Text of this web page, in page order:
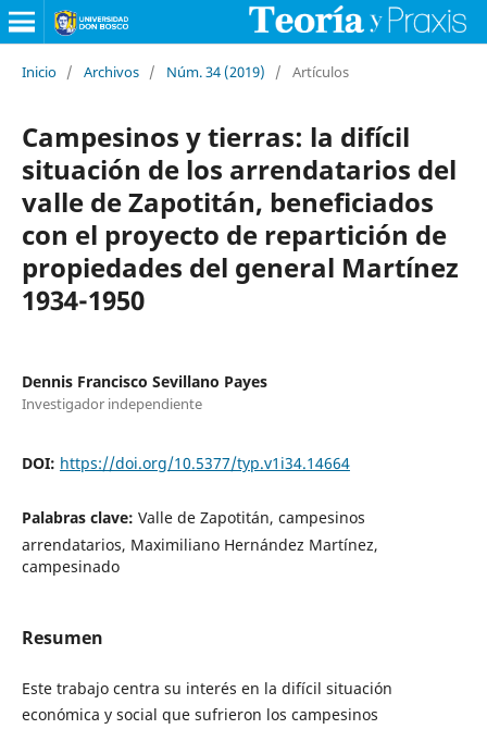
Inicio / Archivos / Núm. 34 (2019) / Artículos
Campesinos y tierras: la difícil
situación de los arrendatarios del
valle de Zapotitán, beneficiados
con el proyecto de repartición de
propiedades del general Martínez
1934-1950
Dennis Francisco Sevillano Payes
Investigador independiente
DOI: https://doi.org/10.5377/typ.v1i34.14664
Palabras clave: Valle de Zapotitán, campesinos
arrendatarios, Maximiliano Hernández Martínez,
campesinado
Resumen
Este trabajo centra su interés en la difícil situación
económica y social que sufrieron los campesinos